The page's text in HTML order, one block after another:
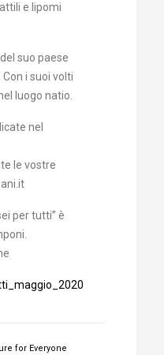
e lipomi
suo paese
i suoi volti
luogo natio.
nel
le vostre
per tutti” è
for Everyone